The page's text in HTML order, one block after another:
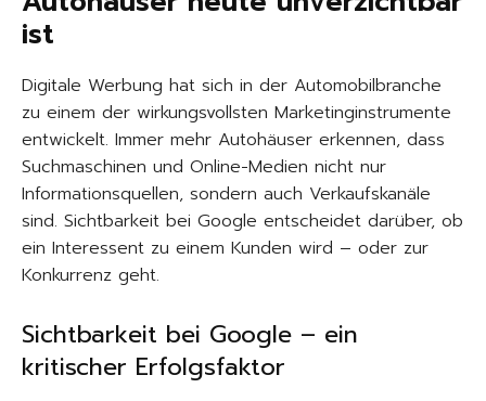
ist
Digitale Werbung hat sich in der Automobilbranche
zu einem der wirkungsvollsten Marketinginstrumente
entwickelt. Immer mehr Autohäuser erkennen, dass
Suchmaschinen und Online-Medien nicht nur
Informationsquellen, sondern auch Verkaufskanäle
sind. Sichtbarkeit bei Google entscheidet darüber, ob
ein Interessent zu einem Kunden wird – oder zur
Konkurrenz geht.
Sichtbarkeit bei Google – ein
kritischer Erfolgsfaktor